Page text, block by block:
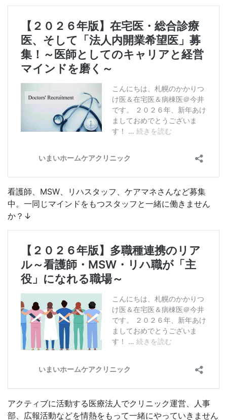
看護師、MSW、リハスタッフ、ケアマネさんなど募集
中。一同じマインドをもつスタッフと一緒に働きません
か？↓
アクティブに活動する医療法人でクリニック運営、人事
部、広報活動などを情熱をもって一緒にやっていきません